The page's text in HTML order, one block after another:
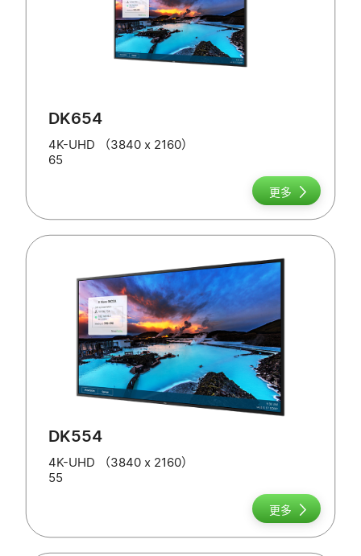
DK654
4K-UHD （3840 x 2160）
65
更多
DK554
4K-UHD （3840 x 2160）
55
更多